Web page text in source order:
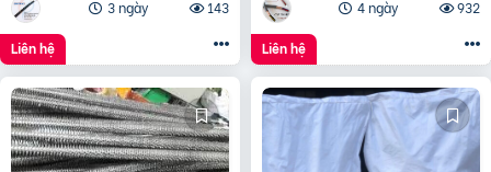
3 ngày
143
Liên hệ
4 ngày
932
Liên hệ